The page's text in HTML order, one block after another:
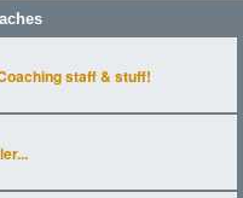
staff & stuff!